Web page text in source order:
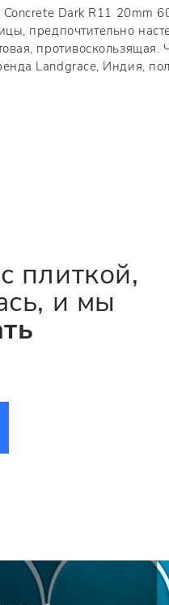
Dark R11 20mm
предпочтительно
Landgrace, Индия,
плиткой,
и мы